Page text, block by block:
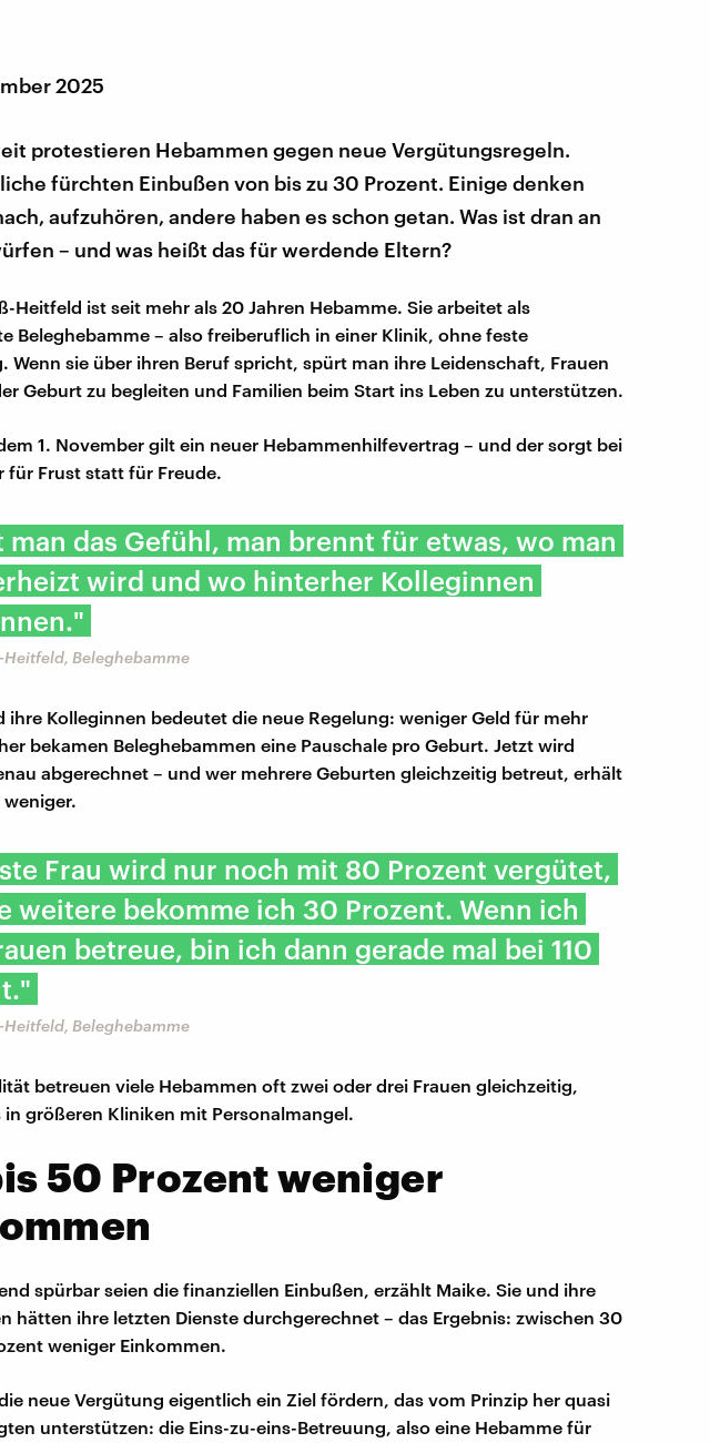
2025
protestieren Hebammen gegen neue Vergütungsregeln.
fürchten Einbußen von bis zu 30 Prozent. Einige denken
aufzuhören, andere haben es schon getan. Was ist dran an
– und was heißt das für werdende Eltern?
Heitfeld ist seit mehr als 20 Jahren Hebamme. Sie arbeitet als
Beleghebamme – also freiberuflich in einer Klinik, ohne feste
Wenn sie über ihren Beruf spricht, spürt man ihre Leidenschaft, Frauen
Geburt zu begleiten und Familien beim Start ins Leben zu unterstützen.
1. November gilt ein neuer Hebammenhilfevertrag – und der sorgt bei
für Frust statt für Freude.
man das Gefühl, man brennt für etwas, wo man
wird und wo hinterher Kolleginnen
Heitfeld, Beleghebamme
ihre Kolleginnen bedeutet die neue Regelung: weniger Geld für mehr
bekamen Beleghebammen eine Pauschale pro Geburt. Jetzt wird
abgerechnet – und wer mehrere Geburten gleichzeitig betreut, erhält
Frau wird nur noch mit 80 Prozent vergütet,
weitere bekomme ich 30 Prozent. Wenn ich
betreue, bin ich dann gerade mal bei 110
Heitfeld, Beleghebamme
betreuen viele Hebammen oft zwei oder drei Frauen gleichzeitig,
in größeren Kliniken mit Personalmangel.
50 Prozent weniger
spürbar seien die finanziellen Einbußen, erzählt Maike. Sie und ihre
hätten ihre letzten Dienste durchgerechnet – das Ergebnis: zwischen 30
weniger Einkommen.
neue Vergütung eigentlich ein Ziel fördern, das vom Prinzip her quasi
unterstützen: die Eins-zu-eins-Betreuung, also eine Hebamme für